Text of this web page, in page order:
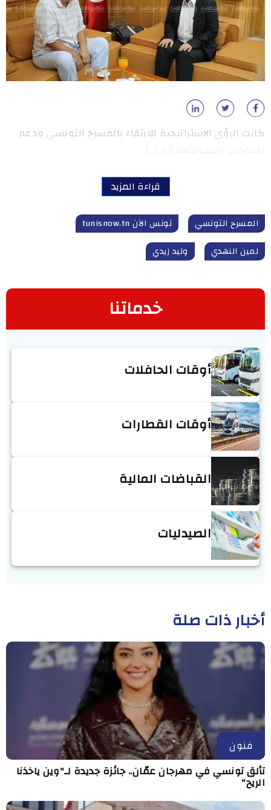
كانت الرؤى الاستراتيجية للارتقاء بالمسرح التونسي ودعم
قراءة المزيد
المسرح التونسي
تونس الآن tunisnow.tn
لمين النهدي
وليد زيدي
خدماتنا
أوقات الحافلات
أوقات القطارات
القباضات المالية
الصيدليات
أخبار ذات صلة
فنون
تألق تونسي في مهرجان عمّان.. جائزة جديدة لـ"وين ياخذنا
الريح"